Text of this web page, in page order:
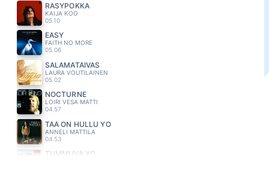
RÄSYPOKKA
KAIJA KOO
05.10
EASY
FAITH NO MORE
05.06
SALAMATAIVAS
LAURA VOUTILAINEN
05.02
NOCTURNE
LOIRI VESA MATTI
04.57
TÄÄ ON HULLU YÖ
ANNELI MATTILA
04.53
TUMMUVA YÖ